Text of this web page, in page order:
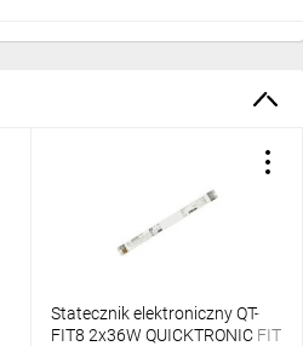
Statecznik elektroniczny QT-
FIT8 2x36W QUICKTRONIC FIT